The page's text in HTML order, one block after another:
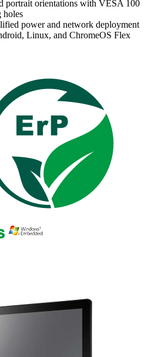
portrait orientations with VESA 100
holes
power and network deployment
Linux, and ChromeOS Flex